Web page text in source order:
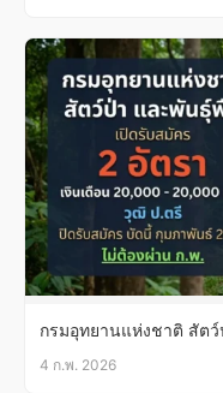
กรมอุทยานแห่งชาติ สัต
4 ก.พ. 2026